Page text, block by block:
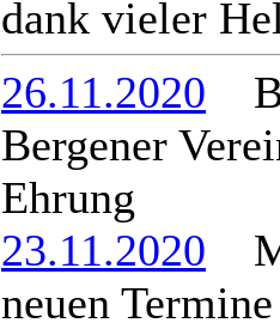
dank vieler
26.11.2020
Bergener
Ehrung
23.11.2020
neuen